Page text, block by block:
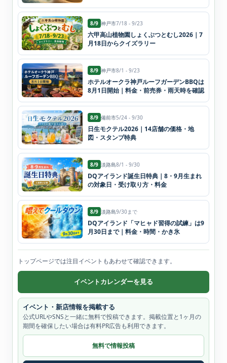
8/9 神戸市7/18 - 9/23
六甲高山植物園しょくぶつとむし2026｜7
月18日からクイズラリー
8/9 神戸市8/1 - 9/23
ホテルオークラ神戸ルーフガーデンBBQは
8月1日開始｜料金・前売券・雨天時を確認
8/9 備前市5/24 - 9/30
日生モクテル2026｜14店舗の価格・地
図・スタンプ特典
8/9 淡路島8/1 - 9/30
DQアイランド誕生日特典｜8・9月生まれ
の対象日・受け取り方・料金
8/9 淡路島9/30まで
DQアイランド「マヒャド習得の試練」は9
月30日まで｜料金・時間・かき氷
トップページでは注目イベントもあわせて確認できます。
イベントカレンダーを見る
イベント・新店情報を掲載する
公式URLやSNSと一緒に無料で投稿できます。掲載位置と1ヶ月の
期間を確保したい場合は有料PR広告も利用できます。
無料で情報投稿